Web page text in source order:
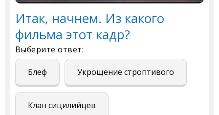
Итак, начнем. Из какого
фильма этот кадр?
Выберите ответ:
Блеф Укрощение строптивого
Клан сицилийцев